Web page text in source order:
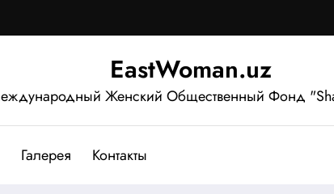
EastWoman.uz
Женский Общественный Фонд
Галерея Контакты